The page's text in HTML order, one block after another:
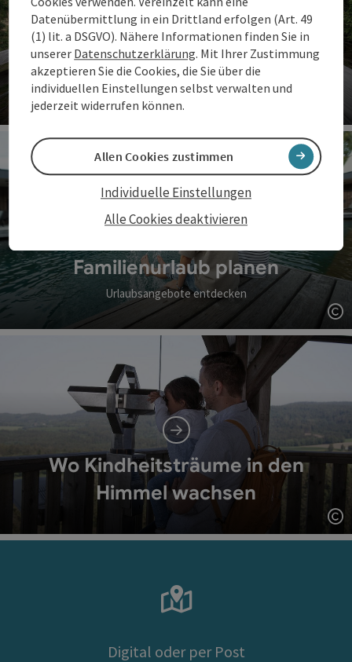
Familienzeit erleben
Erlebnisse für Groß & Klein
Familienurlaub planen
Urlaubsangebote entdecken
Wo Kindheitsträume in den
Himmel wachsen
Digital oder per Post
Datenübermittlung in ein Drittland erfolgen (Art. 49
(1) lit. a DSGVO). Nähere Informationen finden Sie in
unserer Datenschutzerklärung. Mit Ihrer Zustimmung
akzeptieren Sie die Cookies, die Sie über die
individuellen Einstellungen selbst verwalten und
jederzeit widerrufen können.
Alle Cookies deaktivieren
Individuelle Einstellungen
Allen Cookies zustimmen